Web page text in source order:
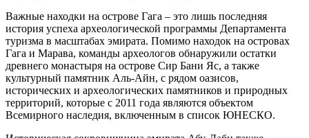
Важные находки на острове Гага – это лишь последняя
история успеха археологической программы Департамента
туризма в масштабах эмирата. Помимо находок на островах
Гага и Марава, команды археологов обнаружили остатки
древнего монастыря на острове Сир Бани Яс, а также
культурный памятник Аль-Айн, с рядом оазисов,
исторических и археологических памятников и природных
территорий, которые с 2011 года являются объектом
Всемирного наследия, включенным в список ЮНЕСКО.